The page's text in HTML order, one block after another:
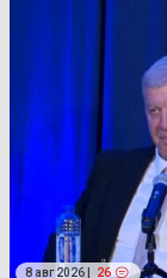
8 авг 2026 | 26